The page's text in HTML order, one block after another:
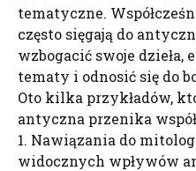
tematyczne.
często sięgają do
wzbogacić swoje
tematy i odnosić się do
Oto kilka przykładów,
antyczna przenika
1. Nawiązania do
widocznych wpływów